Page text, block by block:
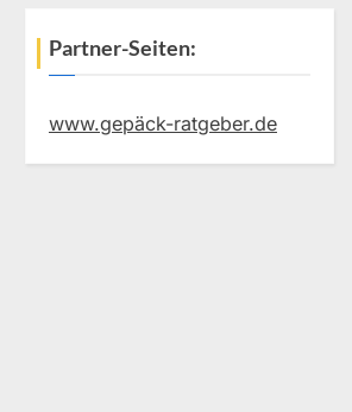
Partner-Seiten:
www.gepäck-ratgeber.de